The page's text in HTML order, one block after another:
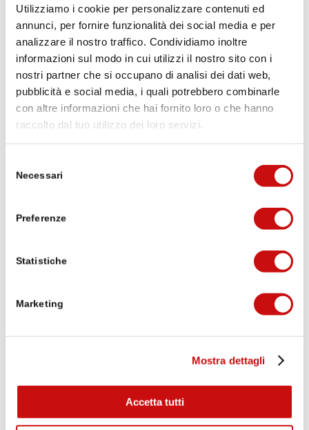
Utilizziamo i cookie per personalizzare contenuti ed
annunci, per fornire funzionalità dei social media e per
analizzare il nostro traffico. Condividiamo inoltre
informazioni sul modo in cui utilizzi il nostro sito con i
nostri partner che si occupano di analisi dei dati web,
pubblicità e social media, i quali potrebbero combinarle
con altre informazioni che hai fornito loro o che hanno
raccolto dal tuo utilizzo dei loro servizi.
delNecessari
Preferenze
Statistiche
Marketing
Mostra dettagli
Accetta tutti
Cosa dicono i nostri escursionisti:
Stockalperweg
50 Google Bewertungen
Eine Bewertung schreiben
Umweg wegen Steinschlaggefahr, 20.6 km,
zweiten Etappe im wunderschönen Ort
Weiterlesen
Verifiziert von: Trustindex